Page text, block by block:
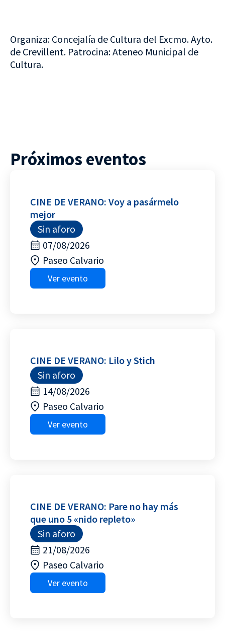
Organiza: Concejalía de Cultura del Excmo. Ayto.
de Crevillent. Patrocina: Ateneo Municipal de
Cultura.
Próximos eventos
CINE DE VERANO: Voy a pasármelo
mejor
Sin aforo
07/08/2026
Paseo Calvario
Ver evento
CINE DE VERANO: Lilo y Stich
Sin aforo
14/08/2026
Paseo Calvario
Ver evento
CINE DE VERANO: Pare no hay más
que uno 5 «nido repleto»
Sin aforo
21/08/2026
Paseo Calvario
Ver evento